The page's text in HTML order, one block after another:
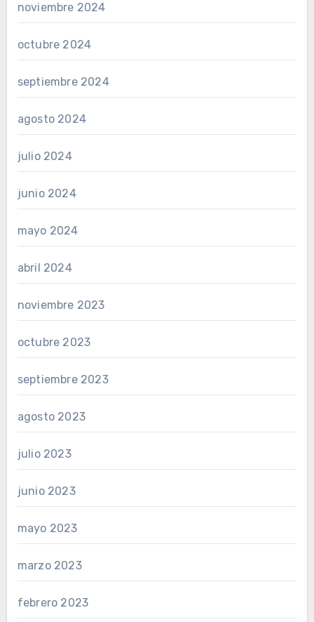
noviembre 2024
octubre 2024
septiembre 2024
agosto 2024
julio 2024
junio 2024
mayo 2024
abril 2024
noviembre 2023
octubre 2023
septiembre 2023
agosto 2023
julio 2023
junio 2023
mayo 2023
marzo 2023
febrero 2023